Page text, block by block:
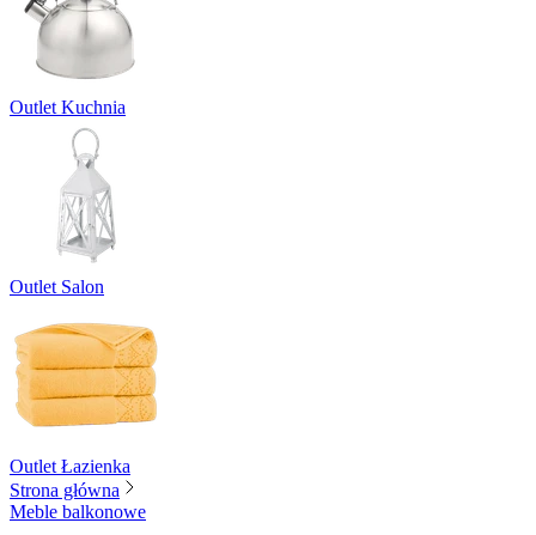
Outlet Kuchnia
Outlet Salon
Outlet Łazienka
Strona główna
Meble balkonowe